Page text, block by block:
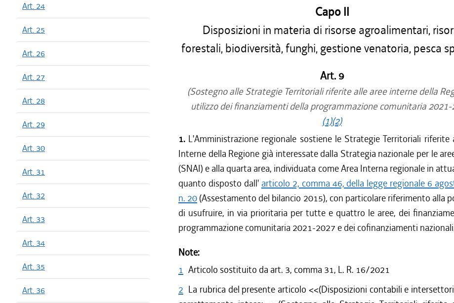
Art. 24
Art. 25
Art. 26
Art. 27
Art. 28
Art. 29
Art. 30
Art. 31
Art. 32
Art. 33
Art. 34
Art. 35
Art. 36
Capo II
Disposizioni in materia di risorse agroalimentari,
forestali, biodiversità, funghi, gestione venatoria, pesca
Art. 9
(Sostegno alle Strategie Territoriali riferite alle aree interne della
utilizzo dei finanziamenti della programmazione comunitaria 2021-
(1)(2)
1. L'Amministrazione regionale sostiene le Strategie Territoriali riferite
Interne della Regione già interessate dalla Strategia nazionale per le
(SNAI) e alla quarta area, individuata come Area Interna regionale in
quanto disposto dall' articolo 2, comma 46, della legge regionale 6
n. 20 (Assestamento del bilancio 2015), con particolare riferimento alla
di usufruire, in via prioritaria per tutte e quattro le aree, dei
programmazione comunitaria 2021-2027 e dei cofinanziamenti
Note:
1 Articolo sostituito da art. 3, comma 31, L. R. 16/2021
2 La rubrica del presente articolo <<(Disposizioni contabili e